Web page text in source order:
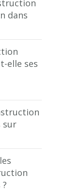
dans
elle ses
sur